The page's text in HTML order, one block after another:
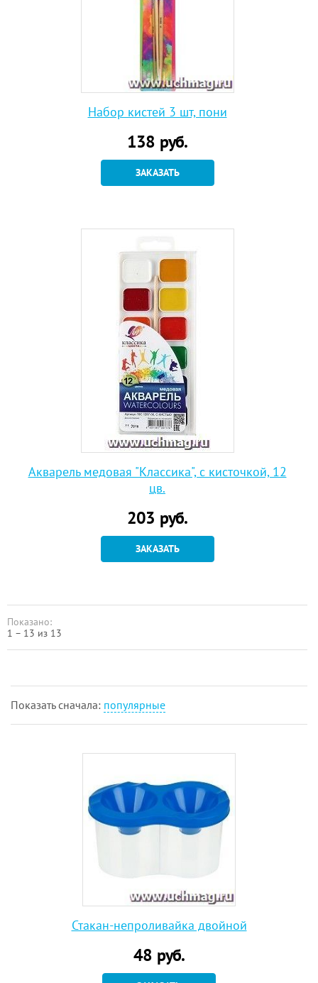
Набор кистей 3 шт, пони
138 руб.
ЗАКАЗАТЬ
Акварель медовая "Классика", с кисточкой, 12
цв.
203 руб.
ЗАКАЗАТЬ
Показано:
1 – 13 из 13
Показать cначала: популярные
Стакан-непроливайка двойной
48 руб.